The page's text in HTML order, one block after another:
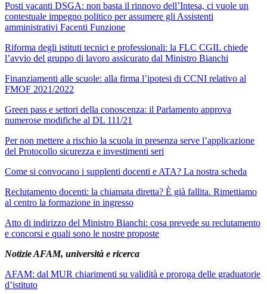
Posti vacanti DSGA: non basta il rinnovo dell’Intesa, ci vuole un
contestuale impegno politico per assumere gli Assistenti
amministrativi Facenti Funzione
Riforma degli istituti tecnici e professionali: la FLC CGIL chiede
l’avvio del gruppo di lavoro assicurato dal Ministro Bianchi
Finanziamenti alle scuole: alla firma l’ipotesi di CCNI relativo al
FMOF 2021/2022
Green pass e settori della conoscenza: il Parlamento approva
numerose modifiche al DL 111/21
Per non mettere a rischio la scuola in presenza serve l’applicazione
del Protocollo sicurezza e investimenti seri
Come si convocano i supplenti docenti e ATA? La nostra scheda
Reclutamento docenti: la chiamata diretta? È già fallita. Rimettiamo
al centro la formazione in ingresso
Atto di indirizzo del Ministro Bianchi: cosa prevede su reclutamento
e concorsi e quali sono le nostre proposte
Notizie AFAM, università e ricerca
AFAM: dal MUR chiarimenti su validità e proroga delle graduatorie
d’istituto